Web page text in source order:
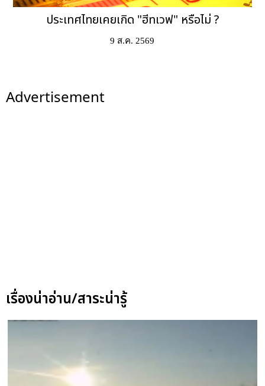
ประเทศไทยเคยเกิด "ฮีทเวฟ" หรือไม่ ?
9 ส.ค. 2569
Advertisement
เรื่องน่าอ่าน/สาระน่ารู้